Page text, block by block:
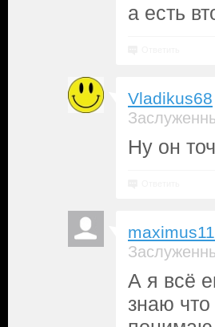
а есть
Vladikus68
Ну он
А я всё
знаю что